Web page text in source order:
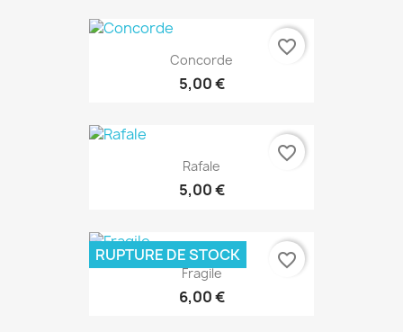
Concorde
5,00 €
favorite_border
Rafale
5,00 €
favorite_border
Fragile
6,00 €
RUPTURE DE STOCK favorite_border